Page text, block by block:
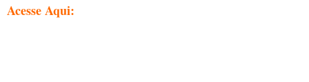
Acesse Aqui: